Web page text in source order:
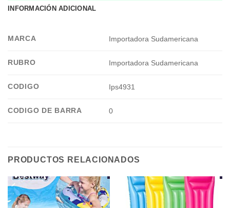
INFORMACIÓN ADICIONAL
MARCA Importadora Sudamericana
RUBRO Importadora Sudamericana
CODIGO Ips4931
CODIGO DE BARRA 0
PRODUCTOS RELACIONADOS